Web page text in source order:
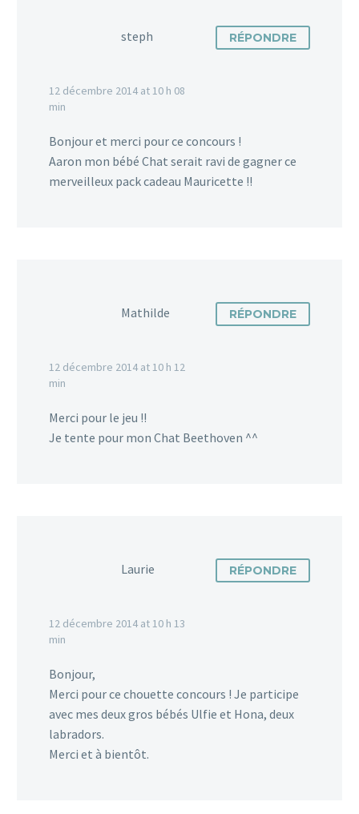
steph
12 décembre 2014 at 10 h 08
min
RÉPONDRE
Bonjour et merci pour ce concours !
Aaron mon bébé Chat serait ravi de gagner ce
merveilleux pack cadeau Mauricette !!
Mathilde
12 décembre 2014 at 10 h 12
min
RÉPONDRE
Merci pour le jeu !!
Je tente pour mon Chat Beethoven ^^
Laurie
12 décembre 2014 at 10 h 13
min
RÉPONDRE
Bonjour,
Merci pour ce chouette concours ! Je participe
avec mes deux gros bébés Ulfie et Hona, deux
labradors.
Merci et à bientôt.